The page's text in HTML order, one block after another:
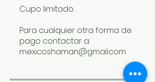
Cupo limitado.
Para cualquier otra forma de
pago contactar a: